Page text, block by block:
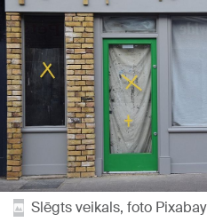
Slēgts veikals, foto Pixabay